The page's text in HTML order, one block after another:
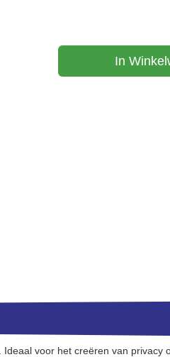
In
voor het creëren van privacy